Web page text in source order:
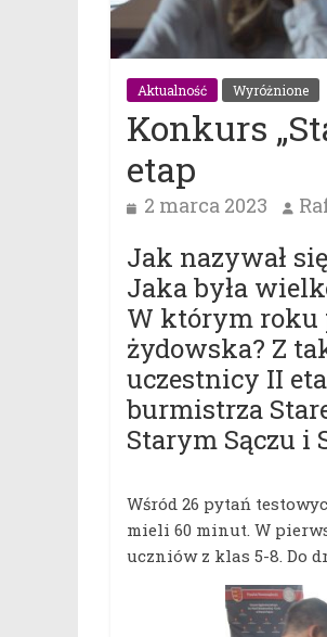
Aktualność Wyróżnione
Konkurs
etap
2 marca 2023
Jak nazywał
Jaka była
W którym roku
żydowska? Z
uczestnicy II
burmistrza
Starym Sączu i
Wśród 26 pytań
mieli 60 minut. W
uczniów z klas 5-8. Do